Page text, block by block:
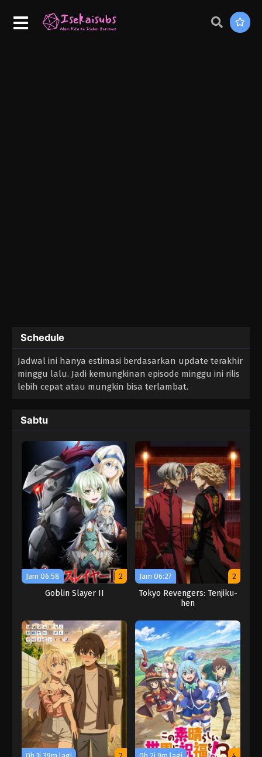
Schedule
Jadwal ini hanya estimasi berdasarkan update terakhir
minggu lalu. Jadi kemungkinan episode minggu ini rilis
lebih cepat atau mungkin bisa terlambat.
Sabtu
Jam 06:58 2
Goblin Slayer II
Jam 06:27 2
Tokyo Revengers: Tenjiku-
hen